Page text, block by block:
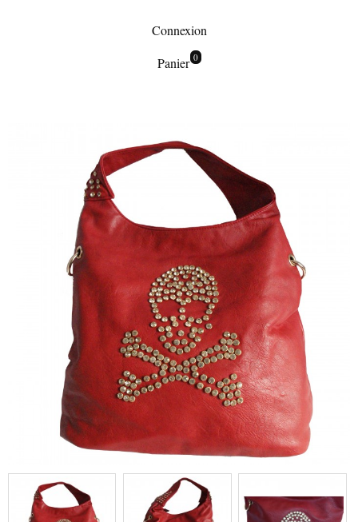
Connexion
Panier 0
Sacs à main
sacoche besace rouge avec tête
de mort en clous brillants